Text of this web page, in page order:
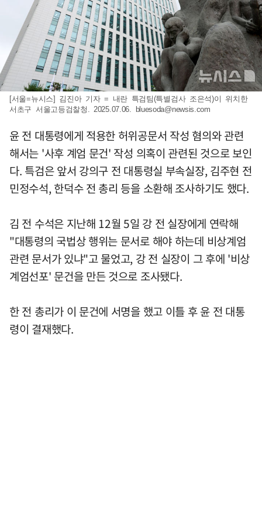
[서울=뉴시스] 김진아 기자 = 내란 특검팀(특별검사 조은석)이 위치한
서초구 서울고등검찰청. 2025.07.06.
bluesoda@newsis.com
윤 전 대통령에게 적용한 허위공문서 작성 혐의와 관련
해서는 '사후 계엄 문건' 작성 의혹이 관련된 것으로 보인
다. 특검은 앞서 강의구 전 대통령실 부속실장, 김주현 전
민정수석, 한덕수 전 총리 등을 소환해 조사하기도 했다.
김 전 수석은 지난해 12월 5일 강 전 실장에게 연락해
"대통령의 국법상 행위는 문서로 해야 하는데 비상계엄
관련 문서가 있냐"고 물었고, 강 전 실장이 그 후에 '비상
계엄선포' 문건을 만든 것으로 조사됐다.
한 전 총리가 이 문건에 서명을 했고 이틀 후 윤 전 대통
령이 결재했다.